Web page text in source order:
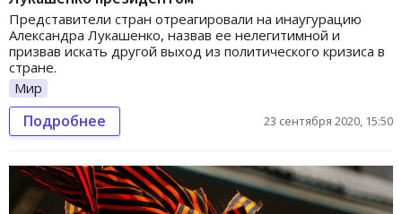
Представители стран отреагировали на инаугурацию
Александра Лукашенко, назвав ее нелегитимной и
призвав искать другой выход из политического кризиса в
стране.
Мир
Подробнее 23 сентября 2020, 15:50